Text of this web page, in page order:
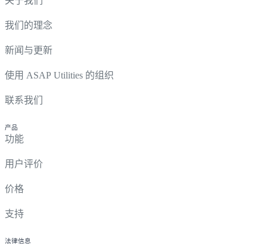
我们的理念
新闻与更新
使用 ASAP Utilities 的组织
联系我们
产品
功能
用户评价
价格
支持
法律信息